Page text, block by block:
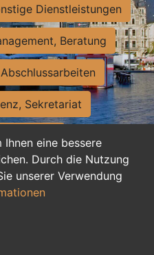
eine bessere
Durch die Nutzung
unserer Verwendung
Dienstleistungen
Beratung
Sekretariat
Ausbildung